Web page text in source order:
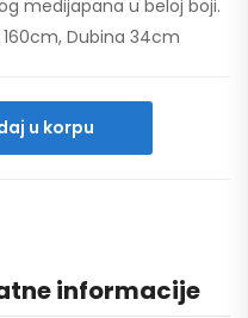
medijapana u beloj boji.
Dubina 34cm
u korpu
informacije